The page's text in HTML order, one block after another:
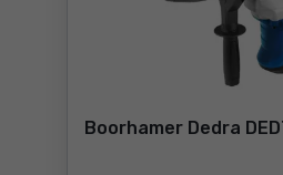
Boorhamer Dedra